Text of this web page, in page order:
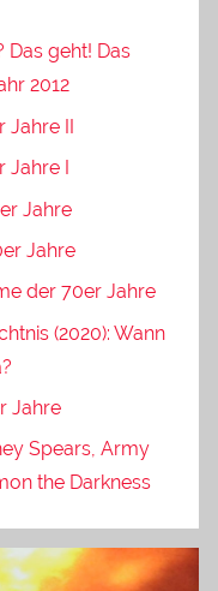
Das geht! Das
2012
Jahre II
I
Jahre
Jahre
der 70er Jahre
(2020): Wann
Jahre
Spears, Army
the Darkness